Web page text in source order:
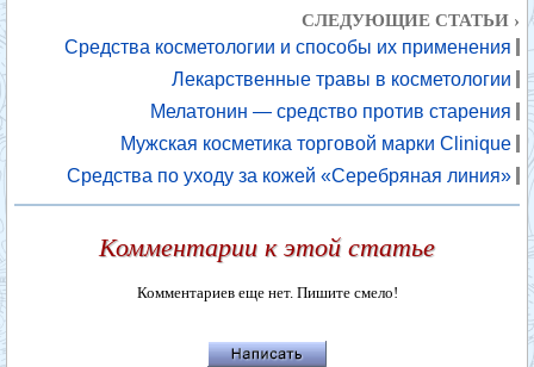
СЛЕДУЮЩИЕ СТАТЬИ ›
Средства косметологии и способы их применения
Лекарственные травы в косметологии
Мелатонин — средство против старения
Мужская косметика торговой марки Clinique
Средства по уходу за кожей «Серебряная линия»
Комментарии к этой статье
Комментариев еще нет. Пишите смело!